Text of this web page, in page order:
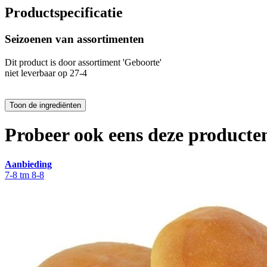
Productspecificatie
Seizoenen van assortimenten
Dit product is door assortiment 'Geboorte'
niet leverbaar op 27-4
Probeer ook eens deze
Aanbieding
7-8 tm 8-8